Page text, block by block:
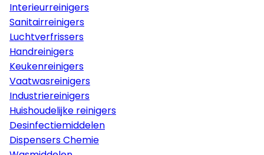
Interieurreinigers
Sanitairreinigers
Luchtverfrissers
Handreinigers
Keukenreinigers
Vaatwasreinigers
Industriereinigers
Huishoudelijke reinigers
Desinfectiemiddelen
Dispensers Chemie